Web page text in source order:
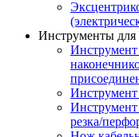
Инструменты для
Инструмент
Инструмент
резка/